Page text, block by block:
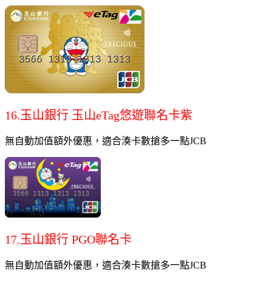
16.玉山銀行 玉山eTag悠遊聯名卡紫
無自動加值額外優惠，適合湊卡數搶多一點JCB
17.玉山銀行 PGO聯名卡
無自動加值額外優惠，適合湊卡數搶多一點JCB